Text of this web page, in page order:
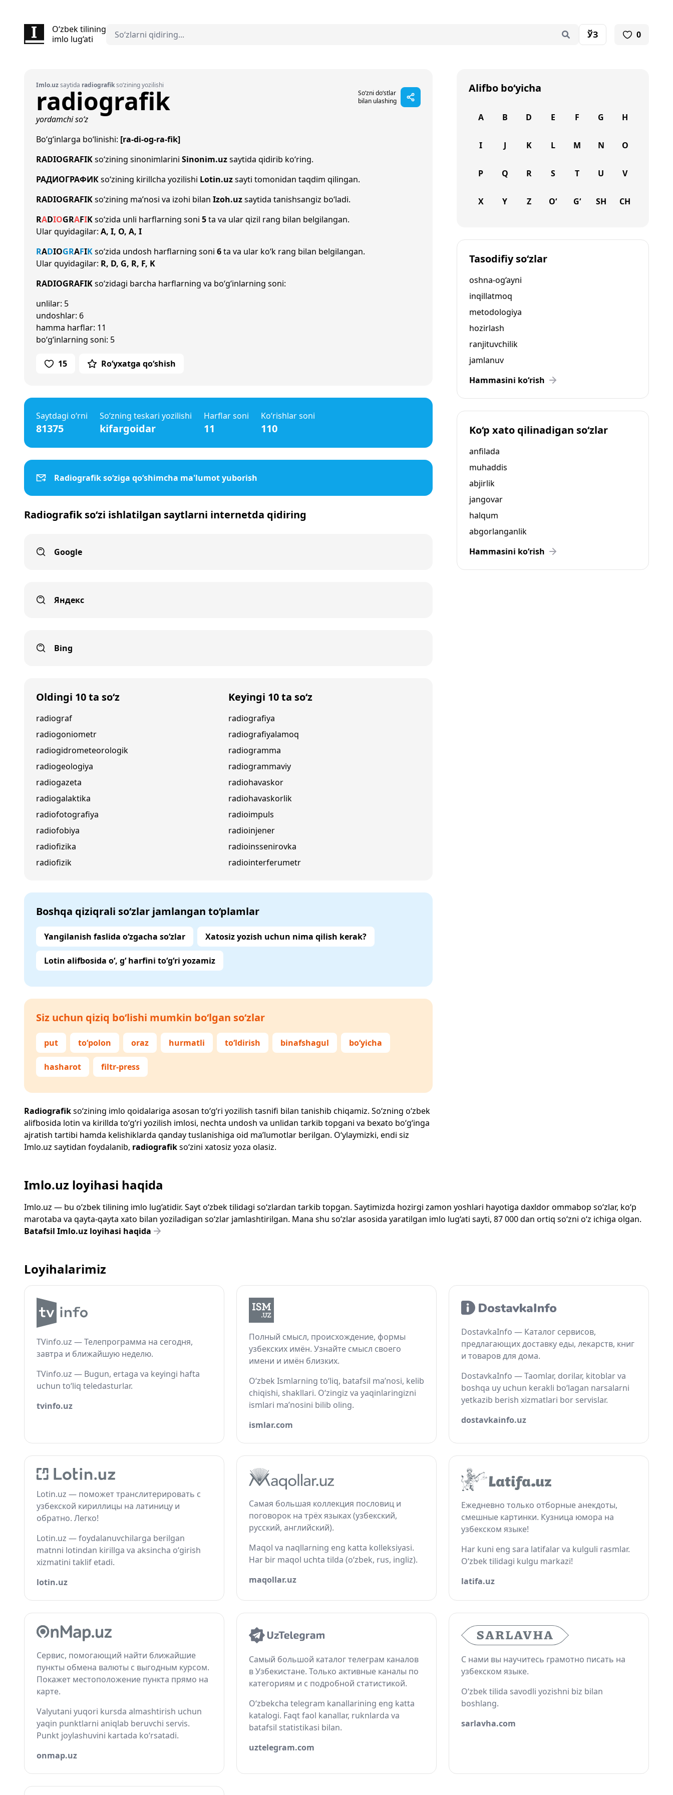
O‘zbek tilining
imlo lug‘ati
ЎЗ 0
Imlo.uzsaytida radiografikso‘zining yozilishi
radiografik
So‘zni do‘stlar
bilan ulashing
yordamchi so‘z
Bo‘g‘inlarga bo‘linishi: [ra-di-og-ra-fik]
RADIOGRAFIKso‘zining sinonimlarini Sinonim.uzsaytida qidirib ko‘ring.
РАДИОГРАФИКso‘zining kirillcha yozilishi Lotin.uzsayti tomonidan taqdim qilingan.
RADIOGRAFIKso‘zining ma’nosi va izohi bilan Izoh.uzsaytida tanishsangiz bo‘ladi.
RADIOGRAFIKso‘zida unli harflarning soni 5ta va ular qizil rang bilan belgilangan.
Ular quyidagilar: A, I, O, A, I
RADIOGRAFIKso‘zida undosh harflarning soni 6ta va ular ko‘k rang bilan belgilangan.
Ular quyidagilar: R, D, G, R, F, K
RADIOGRAFIKso‘zidagi barcha harflarning va bo‘g‘inlarning soni:
unlilar: 5
undoshlar: 6
hamma harflar: 11
bo‘g‘inlarning soni: 5
15 Ro‘yxatga qo‘shish
Saytdagi o‘rni
81375
So‘zning teskari yozilishi
kifargoidar
Harflar soni
11
Ko‘rishlar soni
110
Radiografik so‘ziga qo‘shimcha ma'lumot yuborish
Radiografik so‘zi ishlatilgan saytlarni internetda qidiring
Google
Яндекс
Bing
Oldingi 10 ta so‘z
radiograf
radiogoniometr
radiogidrometeorologik
radiogeologiya
radiogazeta
radiogalaktika
radiofotografiya
radiofobiya
radiofizika
radiofizik
Keyingi 10 ta so‘z
radiografiya
radiografiyalamoq
radiogramma
radiogrammaviy
radiohavaskor
radiohavaskorlik
radioimpuls
radioinjener
radioinssenirovka
radiointerferumetr
Boshqa qiziqrali so‘zlar jamlangan to‘plamlar
Yangilanish faslida o‘zgacha so‘zlar Xatosiz yozish uchun nima qilish kerak?
Lotin alifbosida o‘, g‘ harfini to‘g‘ri yozamiz
Siz uchun qiziq bo‘lishi mumkin bo‘lgan so‘zlar
put to‘polon oraz hurmatli to‘ldirish binafshagul bo‘yicha
hasharot filtr-press
Radiografikso‘zining imlo qoidalariga asosan to‘g‘ri yozilish tasnifi bilan tanishib chiqamiz. So‘zning o‘zbek
alifbosida lotin va kirillda to‘g‘ri yozilish imlosi, nechta undosh va unlidan tarkib topgani va bexato bo‘g‘inga
ajratish tartibi hamda kelishiklarda qanday tuslanishiga oid ma’lumotlar berilgan. O‘ylaymizki, endi siz
Imlo.uz saytidan foydalanib, radiografikso‘zini xatosiz yoza olasiz.
Alifbo bo‘yicha
A B D E F G H
I J K L M N O
P Q R S T U V
X Y Z O‘ G‘ SH CH
Tasodifiy so‘zlar
oshna-og‘ayni
inqillatmoq
metodologiya
hozirlash
ranjituvchilik
jamlanuv
Hammasini ko‘rish
Ko‘p xato qilinadigan so‘zlar
anfilada
muhaddis
abjirlik
jangovar
halqum
abgorlanganlik
Hammasini ko‘rish
Imlo.uz loyihasi haqida
Imlo.uz — bu o‘zbek tilining imlo lug‘atidir. Sayt o‘zbek tilidagi so‘zlardan tarkib topgan. Saytimizda hozirgi zamon yoshlari hayotiga daxldor ommabop so‘zlar, ko‘p
marotaba va qayta-qayta xato bilan yoziladigan so‘zlar jamlashtirilgan. Mana shu so‘zlar asosida yaratilgan imlo lug‘ati sayti, 87 000 dan ortiq so‘zni o‘z ichiga olgan.
Batafsil Imlo.uz loyihasi haqida
Loyihalarimiz
TVinfo.uz — Телепрограмма на сегодня,
завтра и ближайшую неделю.
TVinfo.uz — Bugun, ertaga va keyingi hafta
uchun to‘liq teledasturlar.
tvinfo.uz
Полный смысл, происхождение, формы
узбекских имён. Узнайте смысл своего
имени и имён близких.
O‘zbek Ismlarning to‘liq, batafsil ma’nosi, kelib
chiqishi, shakllari. O‘zingiz va yaqinlaringizni
ismlari ma’nosini bilib oling.
ismlar.com
DostavkaInfo — Каталог сервисов,
предлагающих доставку еды, лекарств, книг
и товаров для дома.
DostavkaInfo — Taomlar, dorilar, kitoblar va
boshqa uy uchun kerakli bo‘lagan narsalarni
yetkazib berish xizmatlari bor servislar.
dostavkainfo.uz
Lotin.uz — поможет транслитерировать с
узбекской кириллицы на латиницу и
обратно. Легко!
Lotin.uz — foydalanuvchilarga berilgan
matnni lotindan kirillga va aksincha o‘girish
xizmatini taklif etadi.
lotin.uz
Самая большая коллекция пословиц и
поговорок на трёх языках (узбекский,
русский, английский).
Maqol va naqllarning eng katta kolleksiyasi.
Har bir maqol uchta tilda (o‘zbek, rus, ingliz).
maqollar.uz
Ежедневно только отборные анекдоты,
смешные картинки. Кузница юмора на
узбекском языке!
Har kuni eng sara latifalar va kulguli rasmlar.
O‘zbek tilidagi kulgu markazi!
latifa.uz
Сервис, помогающий найти ближайшие
пункты обмена валюты с выгодным курсом.
Покажет местоположение пункта прямо на
карте.
Valyutani yuqori kursda almashtirish uchun
yaqin punktlarni aniqlab beruvchi servis.
Punkt joylashuvini kartada ko‘rsatadi.
onmap.uz
Самый большой каталог телеграм каналов
в Узбекистане. Только активные каналы по
категориям и с подробной статистикой.
O‘zbekcha telegram kanallarining eng katta
katalogi. Faqt faol kanallar, ruknlarda va
batafsil statistikasi bilan.
uztelegram.com
С нами вы научитесь грамотно писать на
узбекском языке.
O‘zbek tilida savodli yozishni biz bilan
boshlang.
sarlavha.com